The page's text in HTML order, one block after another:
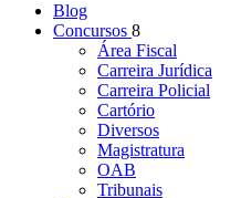
Blog
Concursos 8
Área Fiscal
Carreira Jurídica
Carreira Policial
Cartório
Diversos
Magistratura
OAB
Tribunais